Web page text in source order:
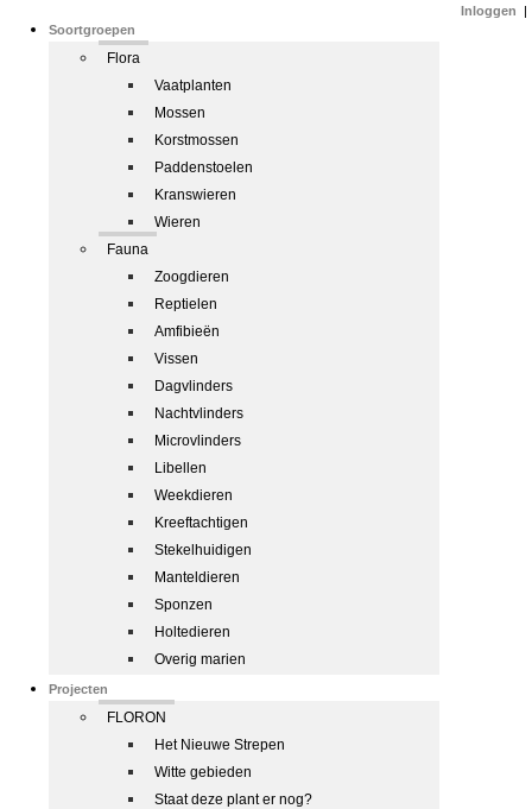
Soortgroepen
Flora
Vaatplanten
Mossen
Korstmossen
Paddenstoelen
Kranswieren
Wieren
Fauna
Zoogdieren
Reptielen
Amfibieën
Vissen
Dagvlinders
Nachtvlinders
Microvlinders
Libellen
Weekdieren
Kreeftachtigen
Stekelhuidigen
Manteldieren
Sponzen
Holtedieren
Overig marien
Projecten
FLORON
Het Nieuwe Strepen
Witte gebieden
Staat deze plant er nog?
Inloggen |